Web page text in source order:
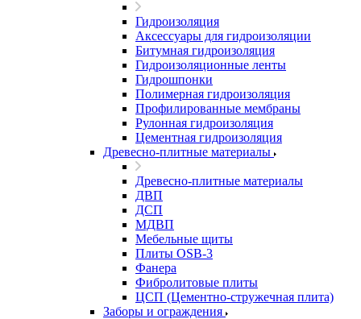
Гидроизоляция
Аксессуары для гидроизоляции
Битумная гидроизоляция
Гидроизоляционные ленты
Гидрошпонки
Полимерная гидроизоляция
Профилированные мембраны
Рулонная гидроизоляция
Цементная гидроизоляция
Древесно-плитные материалы
Древесно-плитные материалы
ДВП
ДСП
МДВП
Мебельные щиты
Плиты OSB-3
Фанера
Фибролитовые плиты
ЦСП (Цементно-стружечная плита)
Заборы и ограждения